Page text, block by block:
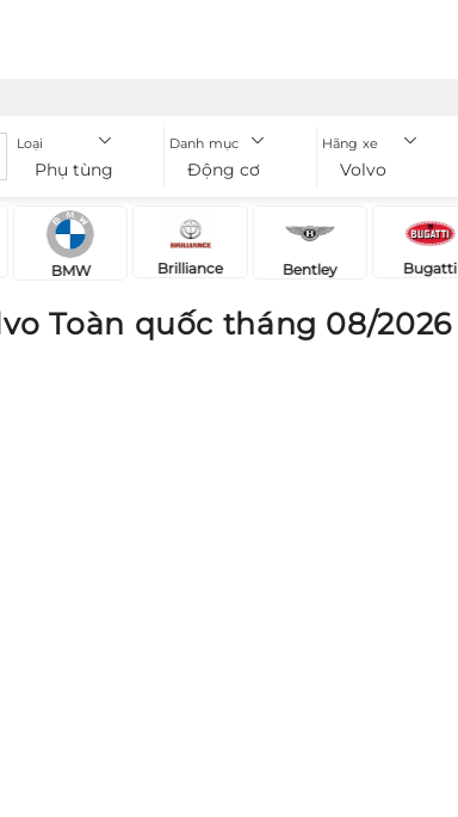
Loại
Phụ tùng
Danh mục
Động cơ
Hãng xe
Volvo
BMW Brilliance Bentley Bugatti
Toàn quốc tháng 08/2026